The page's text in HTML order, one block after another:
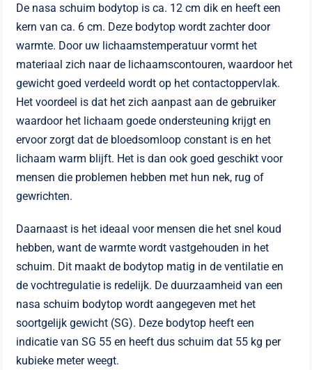
De nasa schuim bodytop is ca. 12 cm dik en heeft een
kern van ca. 6 cm. Deze bodytop wordt zachter door
warmte. Door uw lichaamstemperatuur vormt het
materiaal zich naar de lichaamscontouren, waardoor het
gewicht goed verdeeld wordt op het contactoppervlak.
Het voordeel is dat het zich aanpast aan de gebruiker
waardoor het lichaam goede ondersteuning krijgt en
ervoor zorgt dat de bloedsomloop constant is en het
lichaam warm blijft. Het is dan ook goed geschikt voor
mensen die problemen hebben met hun nek, rug of
gewrichten.
Daarnaast is het ideaal voor mensen die het snel koud
hebben, want de warmte wordt vastgehouden in het
schuim. Dit maakt de bodytop matig in de ventilatie en
de vochtregulatie is redelijk. De duurzaamheid van een
nasa schuim bodytop wordt aangegeven met het
soortgelijk gewicht (SG). Deze bodytop heeft een
indicatie van SG 55 en heeft dus schuim dat 55 kg per
kubieke meter weegt.